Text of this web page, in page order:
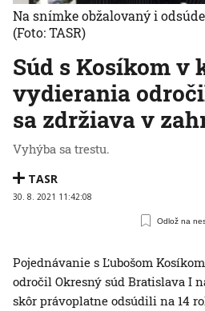
Súd s Kosíkom v
vydierania
sa zdržiava v
Vyhýba sa trestu.
TASR
30. 8. 2021 11:42:08
Odlož na
Na snímke obžalovaný i
(Foto: TASR)
Pojednávanie s Ľubošom
odročil Okresný súd Bratislava I
skôr právoplatne odsúdili na 14